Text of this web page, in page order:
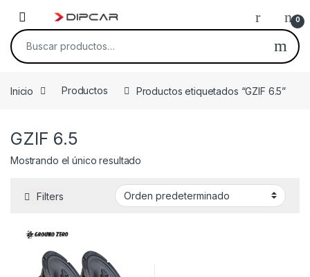
0
Buscar por:
Inicio Productos Productos etiquetados “GZIF 6.5”
GZIF 6.5
Mostrando el único resultado
Filters